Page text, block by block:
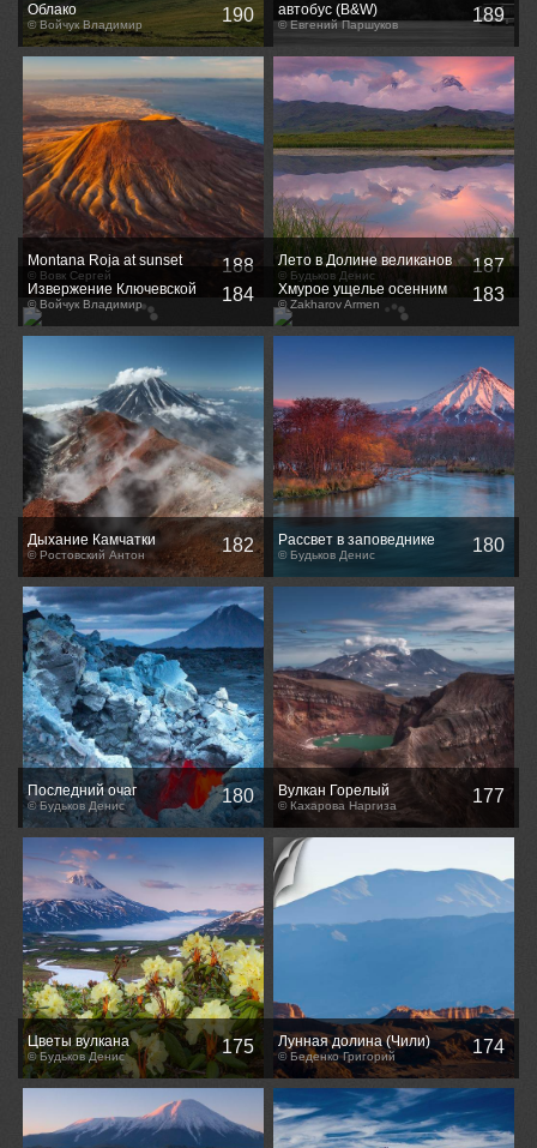
Облако
© Войчук Владимир 190 автобус (B&W)
© Евгений Паршуков 189
Montana Roja at sunset
© Вовк Сергей 188 Лето в Долине великанов
© Будьков Денис 187
Извержение Ключевской
© Войчук Владимир 184
Хмурое ущелье осенним
утром
© Zakharov Armen 183
Дыхание Камчатки
© Ростовский Антон 182 Рассвет в заповеднике
© Будьков Денис 180
Последний очаг
© Будьков Денис 180 Вулкан Горелый
© Кахарова Наргиза 177
Цветы вулкана
© Будьков Денис 175 Лунная долина (Чили)
© Беденко Григорий 174